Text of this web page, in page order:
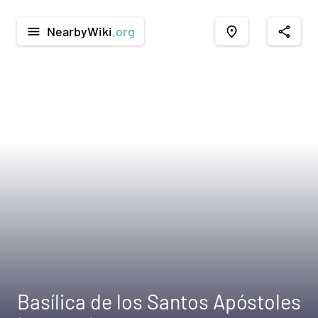
menu NearbyWiki .org place share
Basílica de los Santos Apóstoles